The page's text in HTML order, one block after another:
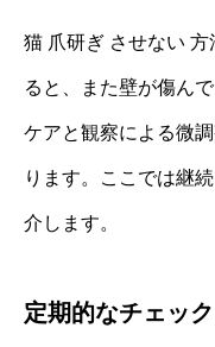
猫 爪研ぎ させない
ると、また壁が傷ん
ケアと観察による微
ります。ここでは継
介します。
定期的なチェッ